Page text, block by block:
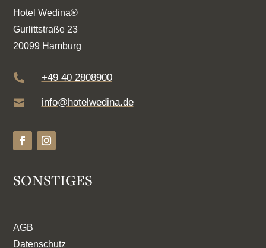
Hotel Wedina®
Gurlittstraße 23
20099 Hamburg
 +49 40 2808900
 info@hotelwedina.de
SONSTIGES
AGB
Datenschutz